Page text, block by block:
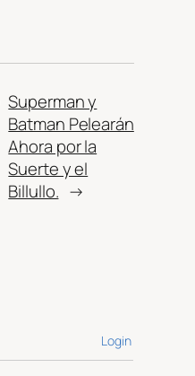
Superman y
Batman Pelearán
Ahora por la
Suerte y el
Billullo. →
Login